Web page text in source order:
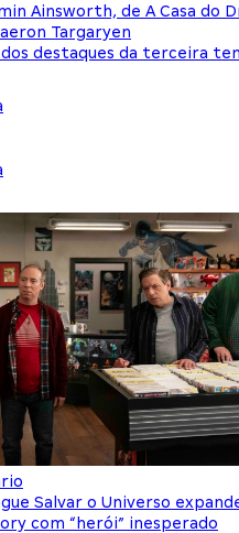
Ainsworth, de A Casa do
Targaryen
destaques da terceira
Salvar o Universo
com “herói” inesperado